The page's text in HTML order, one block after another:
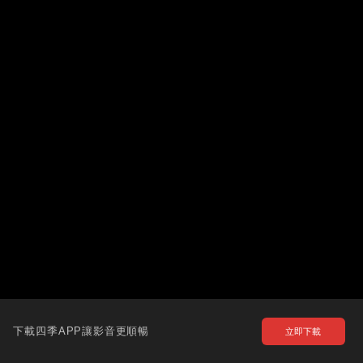
下載四季APP讓影音更順暢 立即下載